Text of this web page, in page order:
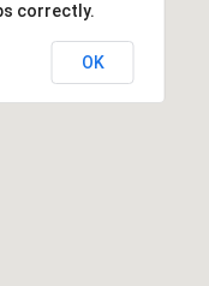
correctly.
OK